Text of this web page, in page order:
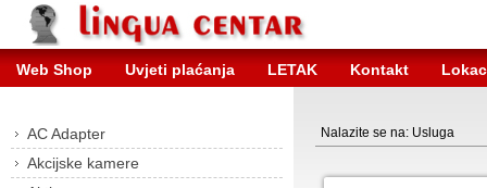
Web Shop Uvjeti plaćanja LETAK Kontakt
AC Adapter
Akcijske kamere
Nalazite se na: Usluga